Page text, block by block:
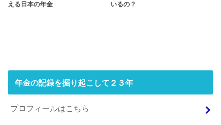
える日本の年金
いるの？
年金の記録を掘り起こして２３年
プロフィールはこちら